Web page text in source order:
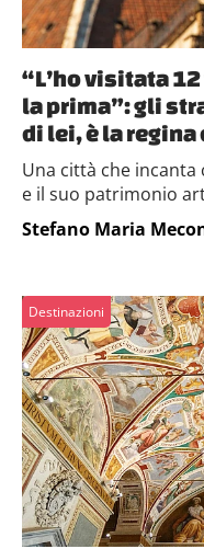
“L’ho visitata
la prima”: gli
di lei, è la regina
Una città che incanta
e il suo patrimonio
Stefano Maria
Destinazioni